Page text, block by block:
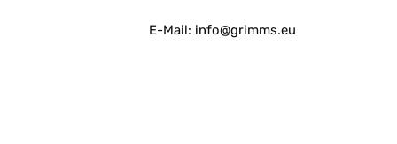
E-Mail: info@grimms.eu